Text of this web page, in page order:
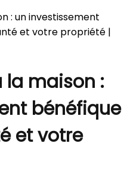
: un investissement
et votre propriété |
la maison :
bénéfique
et votre